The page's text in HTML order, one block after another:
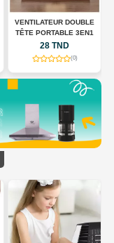
VENTILATEUR DOUBLE
TÊTE PORTABLE 3EN1
28 TND
(0)